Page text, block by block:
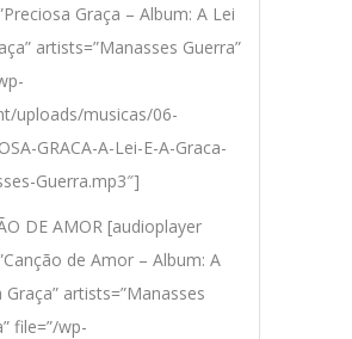
Graça – Album: A Lei
artists=”Manasses Guerra”
uploads/musicas/06-
GRACA-A-Lei-E-A-Graca-
Guerra.mp3″]
DE AMOR [audioplayer
de Amor – Album: A
Graça” artists=”Manasses
file=”/wp-